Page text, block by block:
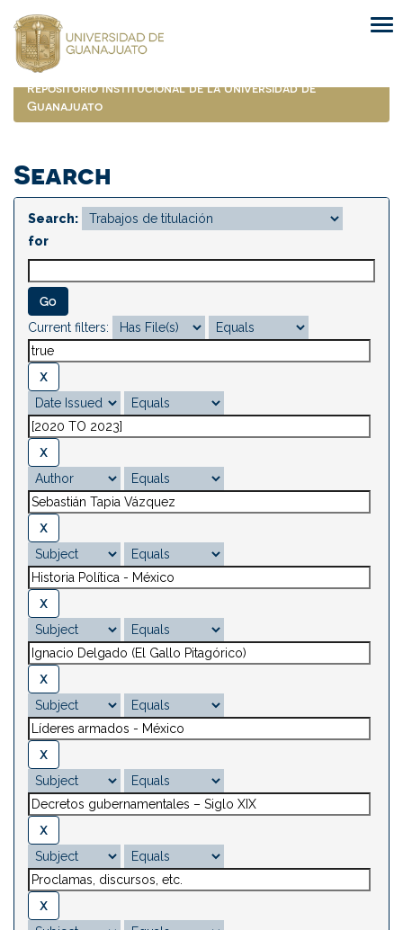
navigation
Repositorio Institucional de la Universidad de
Guanajuato
Search
Search:
for
Current filters: